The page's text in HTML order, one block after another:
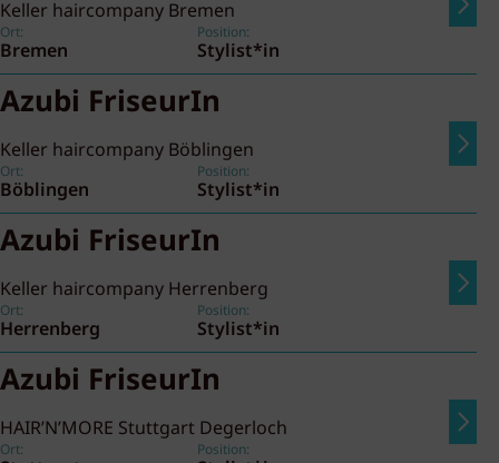
Keller haircompany Bremen
Ort:
Bremen
Position:
Stylist*in
Azubi FriseurIn
Keller haircompany Böblingen
Ort:
Böblingen
Position:
Stylist*in
Azubi FriseurIn
Keller haircompany Herrenberg
Ort:
Herrenberg
Position:
Stylist*in
Azubi FriseurIn
HAIR’N’MORE Stuttgart Degerloch
Ort: Position: